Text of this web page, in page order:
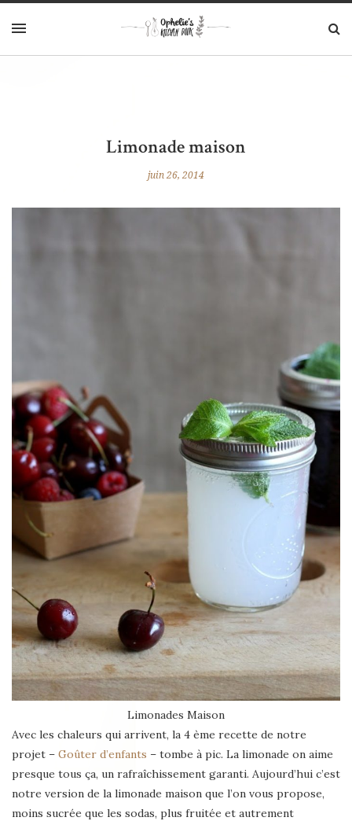
Limonade maison
juin 26, 2014
Limonades Maison
Avec les chaleurs qui arrivent, la 4 ème recette de notre
projet – Goûter d’enfants – tombe à pic. La limonade on aime
presque tous ça, un rafraîchissement garanti. Aujourd’hui c’est
notre version de la limonade maison que l’on vous propose,
moins sucrée que les sodas, plus fruitée et autrement